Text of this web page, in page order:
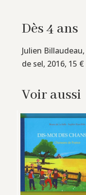
Dès 4 ans
Julien Billaudeau,
de sel, 2016, 15 €
Voir aussi